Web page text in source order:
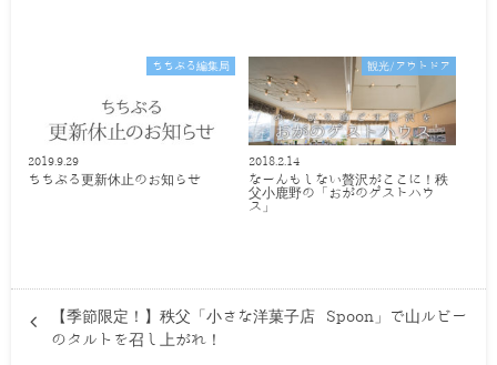
ちちぶる編集局
2019.9.29
ちちぶる更新休止のお知らせ
観光/アウトドア
2018.2.14
なーんもしない贅沢がここに！秩
父小鹿野の「おがのゲストハウ
ス」
【季節限定！】秩父「小さな洋菓子店 Spoon」で山ルビー
のタルトを召し上がれ！